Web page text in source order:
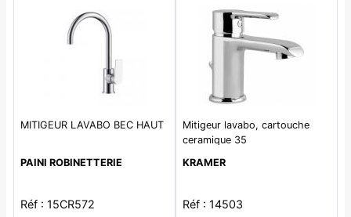
MITIGEUR LAVABO BEC HAUT
PAINI ROBINETTERIE
Réf : 15CR572
Mitigeur lavabo, cartouche
ceramique 35
KRAMER
Réf : 14503